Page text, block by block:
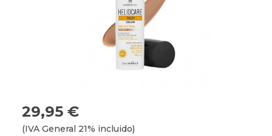
29,95 €
(IVA General 21% incluido)